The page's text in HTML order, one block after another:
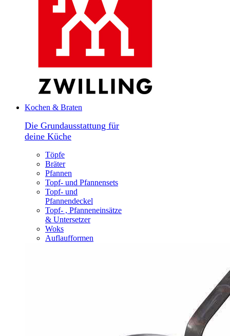
Kochen & Braten
Die Grundausstattung für
deine Küche
Töpfe
Bräter
Pfannen
Topf- und Pfannensets
Topf- und
Pfannendeckel
Topf- , Pfanneneinsätze
& Untersetzer
Woks
Auflaufformen